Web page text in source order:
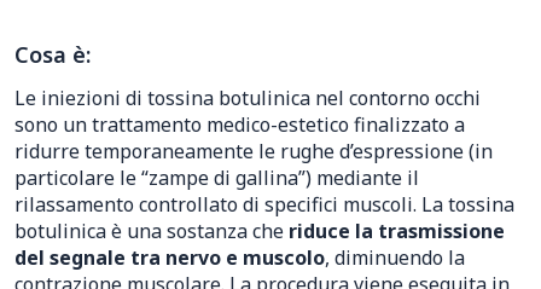
Cosa è:
Le iniezioni di tossina botulinica nel contorno occhi
sono un trattamento medico-estetico finalizzato a
ridurre temporaneamente le rughe d’espressione (in
particolare le “zampe di gallina”) mediante il
rilassamento controllato di specifici muscoli. La tossina
botulinica è una sostanza che riduce la trasmissione
del segnale tra nervo e muscolo, diminuendo la